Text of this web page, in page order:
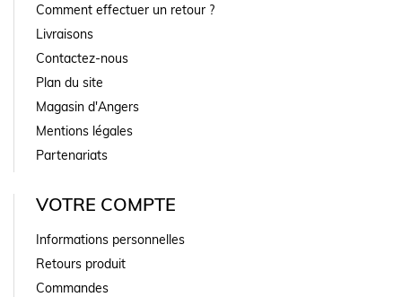
Comment effectuer un retour ?
Livraisons
Contactez-nous
Plan du site
Magasin d'Angers
Mentions légales
Partenariats
VOTRE COMPTE
Informations personnelles
Retours produit
Commandes